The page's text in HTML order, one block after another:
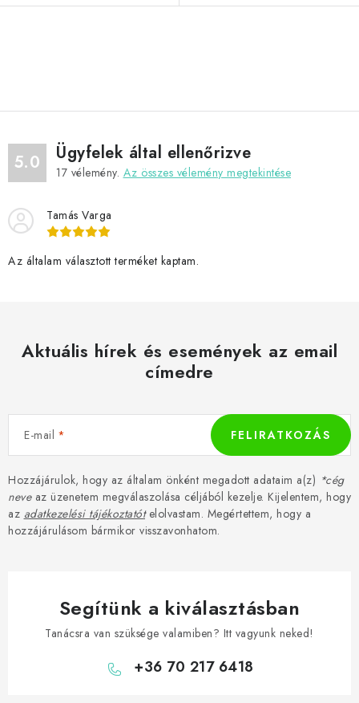
t
a
r
n
í
m
i
5.0 Ügyfelek által ellenőrizve
17 vélemény. Az összes vélemény megtekintése
Tamás Varga
Az általam választott terméket kaptam.
Aktuális hírek és események az email
címedre
E-mail
Hozzájárulok, hogy az általam önként megadott adataim a(z) *cég
neveaz üzenetem megválaszolása céljából kezelje. Kijelentem, hogy
az adatkezelési tájékoztatótelolvastam. Megértettem, hogy a
hozzájárulásom bármikor visszavonhatom.
FELIRATKOZÁS
Segítünk a kiválasztásban
Tanácsra van szüksége valamiben? Itt vagyunk neked!
+36 70 217 6418